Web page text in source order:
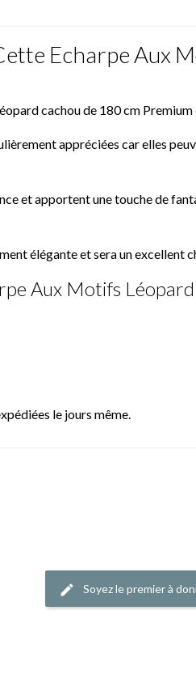
Echarpe Aux
cachou de 180 cm
appréciées car elles
et apportent une touche de
élégante et sera un excellent
Aux Motifs
le jours même.
Soyez le premier à